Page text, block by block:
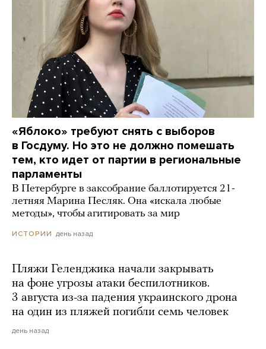
«Яблоко» требуют снять с выборов
в Госдуму. Но это не должно помешать
тем, кто идет от партии в региональные
парламенты
В Петербурге в заксобрание баллотируется 21-
летняя Марина Песляк. Она «искала любые
методы», чтобы агитировать за мир
ИСТОРИИ день назад
Пляжи Геленджика начали закрывать
на фоне угрозы атаки беспилотников.
3 августа из-за падения украинского дрона
на один из пляжей погибли семь человек
день назад